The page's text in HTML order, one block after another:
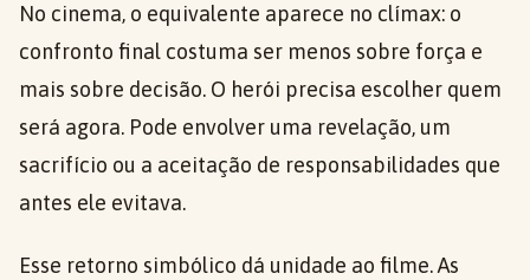
No cinema, o equivalente aparece no clímax: o
confronto final costuma ser menos sobre força e
mais sobre decisão. O herói precisa escolher quem
será agora. Pode envolver uma revelação, um
sacrifício ou a aceitação de responsabilidades que
antes ele evitava.
Esse retorno simbólico dá unidade ao filme. As